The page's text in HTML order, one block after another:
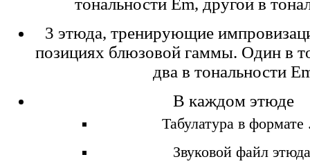
тональности Em, другой в
3 этюда, тренирующие
позициях блюзовой гаммы. Один в
два в тональности
В каждом этюде
Табулатура в
Звуковой файл